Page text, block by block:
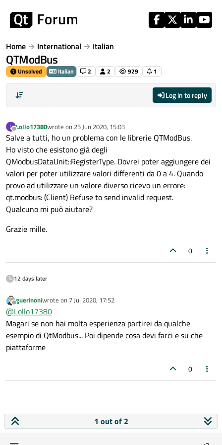
Home International Italian
QTModBus
Unsolved Italian 2 2 929 1
Log in to reply
L
Offline
Lollo17380wrote on 25 Jun 2020, 15:03
last edited by
Salve a tutti, ho un problema con le librerie QTModBus.
Ho visto che esistono già degli
QModbusDataUnit::RegisterType. Dovrei poter aggiungere dei
valori per poter utilizzare valori differenti da 0 a 4. Quando
provo ad utilizzare un valore diverso ricevo un errore:
qt.modbus: (Client) Refuse to send invalid request.
Qualcuno mi può aiutare?
Grazie mille.
0
12 days later
Offline
guerinoniwrote on 7 Jul 2020, 17:52
last edited by
@Lollo17380
Magari se non hai molta esperienza partirei da qualche
esempio di QtModbus... Poi dipende cosa devi farci e su che
piattaforme
0
1 out of 2